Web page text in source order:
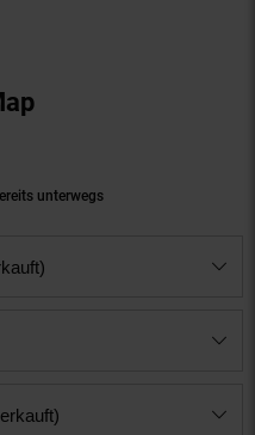
unterwegs